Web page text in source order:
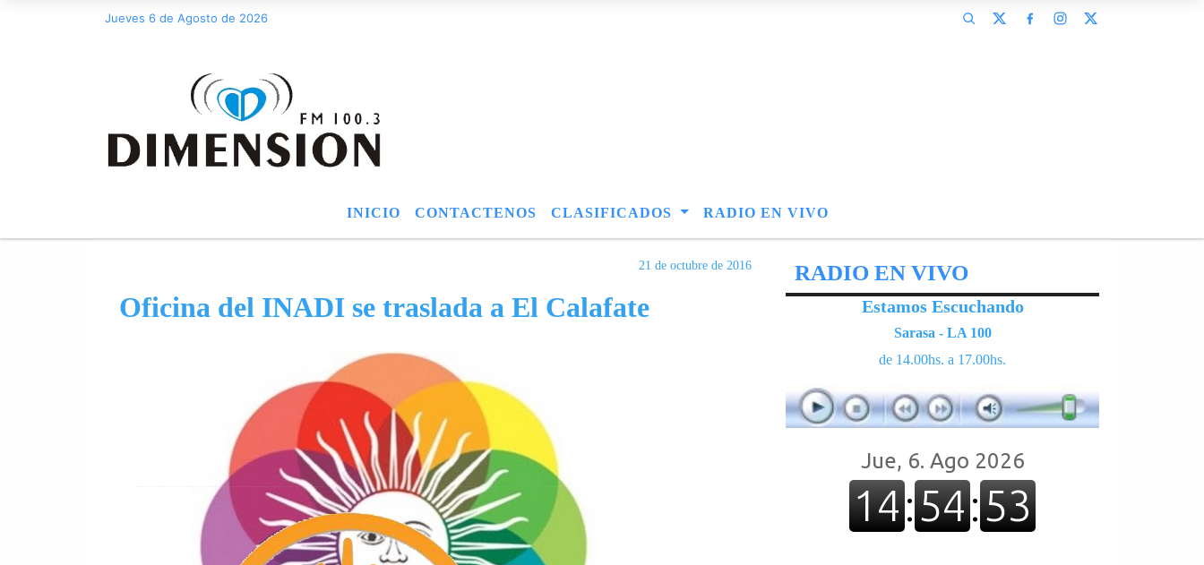
Jueves 6 de Agosto de 2026
INICIO CONTACTENOS CLASIFICADOS RADIO EN VIVO
21 de octubre de 2016
Oficina del INADI se traslada a El Calafate
RADIO EN VIVO
Estamos Escuchando
Sarasa - LA 100
de 14.00hs. a 17.00hs.